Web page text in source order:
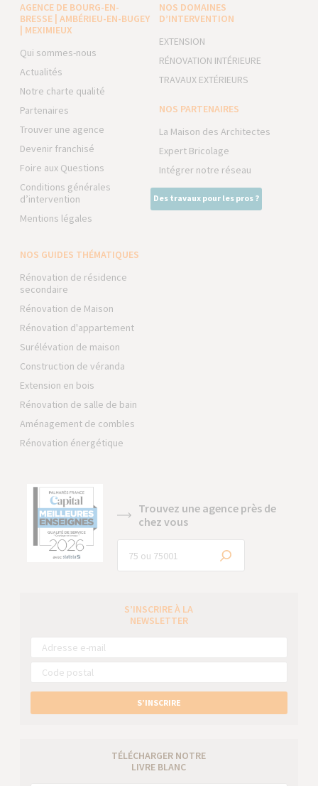
AGENCE DE BOURG-EN-
BRESSE | AMBÉRIEU-EN-BUGEY
| MEXIMIEUX
Qui sommes-nous
Actualités
Notre charte qualité
Partenaires
Trouver une agence
Devenir franchisé
Foire aux Questions
Conditions générales
d’intervention
Mentions légales
NOS DOMAINES
D’INTERVENTION
EXTENSION
RÉNOVATION INTÉRIEURE
TRAVAUX EXTÉRIEURS
NOS PARTENAIRES
La Maison des Architectes
Expert Bricolage
Intégrer notre réseau
Des travaux pour les pros ?
NOS GUIDES THÉMATIQUES
Rénovation de résidence
secondaire
Rénovation de Maison
Rénovation d'appartement
Surélévation de maison
Construction de véranda
Extension en bois
Rénovation de salle de bain
Aménagement de combles
Rénovation énergétique
Trouvez une agence près de
chez vous
S’INSCRIRE À LA
NEWSLETTER
S’INSCRIRE
TÉLÉCHARGER NOTRE
LIVRE BLANC